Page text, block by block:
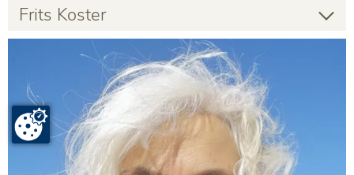
Frits Koster
Gastlehrender
Infos zur Person
Frits Koster